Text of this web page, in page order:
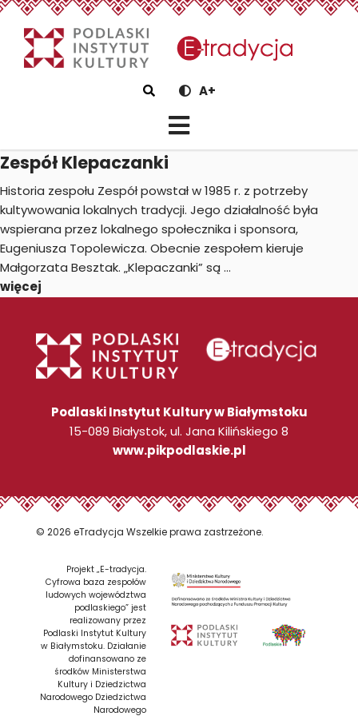
eTradycjaZespół
Szukaj A+
Zespół Klepaczanki
Historia zespołu Zespół powstał w 1985 r. z potrzeby
kultywowania lokalnych tradycji. Jego działalność była
wspierana przez lokalnego społecznika i sponsora,
Eugeniusza Topolewicza. Obecnie zespołem kieruje
Małgorzata Besztak. „Klepaczanki” są ...
więcej
Podlaski Instytut Kultury w Białymstoku
15-089 Białystok, ul. Jana Kilińskiego 8
www.pikpodlaskie.pl
© 2026 eTradycja Wszelkie prawa zastrzeżone.
Projekt „E-tradycja.
Cyfrowa baza zespołów
ludowych województwa
podlaskiego” jest
realizowany przez
Podlaski Instytut Kultury
w Białymstoku. Działanie
dofinansowano ze
środków Ministerstwa
Kultury i Dziedzictwa
Narodowego Dziedzictwa
Narodowego